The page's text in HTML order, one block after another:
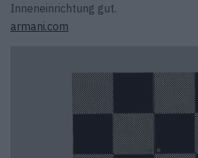
Inneneinrichtung gut.
armani.com